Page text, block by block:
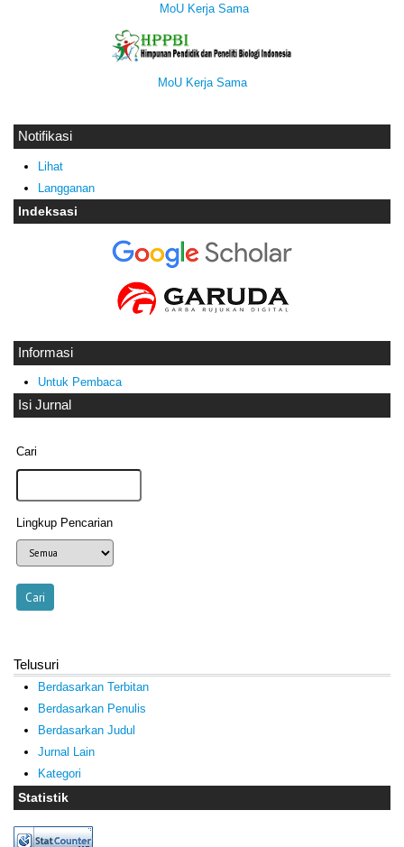
MoU Kerja Sama
MoU Kerja Sama
Notifikasi
Lihat
Langganan
Indeksasi
Informasi
Untuk Pembaca
Isi Jurnal
Cari
Lingkup Pencarian
Telusuri
Berdasarkan Terbitan
Berdasarkan Penulis
Berdasarkan Judul
Jurnal Lain
Kategori
Statistik